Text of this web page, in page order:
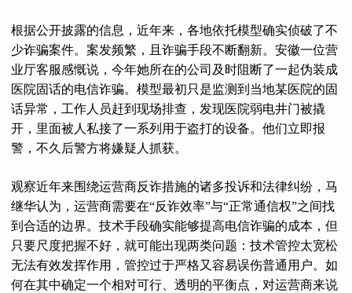
根据公开披露的信息，近年来，各地依托模型确实侦破了不
少诈骗案件。案发频繁，且诈骗手段不断翻新。安徽一位营
业厅客服感慨说，今年她所在的公司及时阻断了一起伪装成
医院固话的电信诈骗。模型最初只是监测到当地某医院的固
话异常，工作人员赶到现场排查，发现医院弱电井门被撬
开，里面被人私接了一系列用于盗打的设备。他们立即报
警，不久后警方将嫌疑人抓获。
观察近年来围绕运营商反诈措施的诸多投诉和法律纠纷，马
继华认为，运营商需要在“反诈效率”与“正常通信权”之间找
到合适的边界。技术手段确实能够提高电信诈骗的成本，但
只要尺度把握不好，就可能出现两类问题：技术管控太宽松
无法有效发挥作用，管控过于严格又容易误伤普通用户。如
何在其中确定一个相对可行、透明的平衡点，对运营商来说